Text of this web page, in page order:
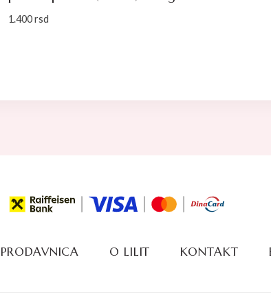
1.400rsd
PRODAVNICA O LILIT KONTAKT